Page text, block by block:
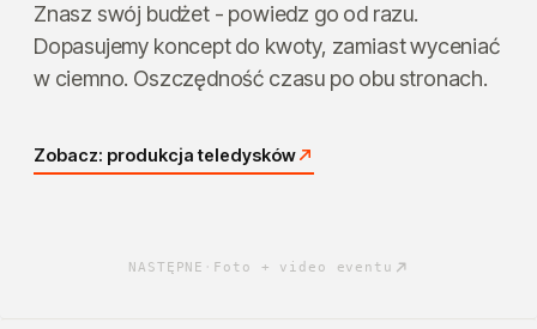
Znasz swój budżet - powiedz go od razu.
Dopasujemy koncept do kwoty, zamiast wyceniać
w ciemno. Oszczędność czasu po obu stronach.
Zobacz: produkcja teledysków
NASTĘPNE · Foto + video eventu